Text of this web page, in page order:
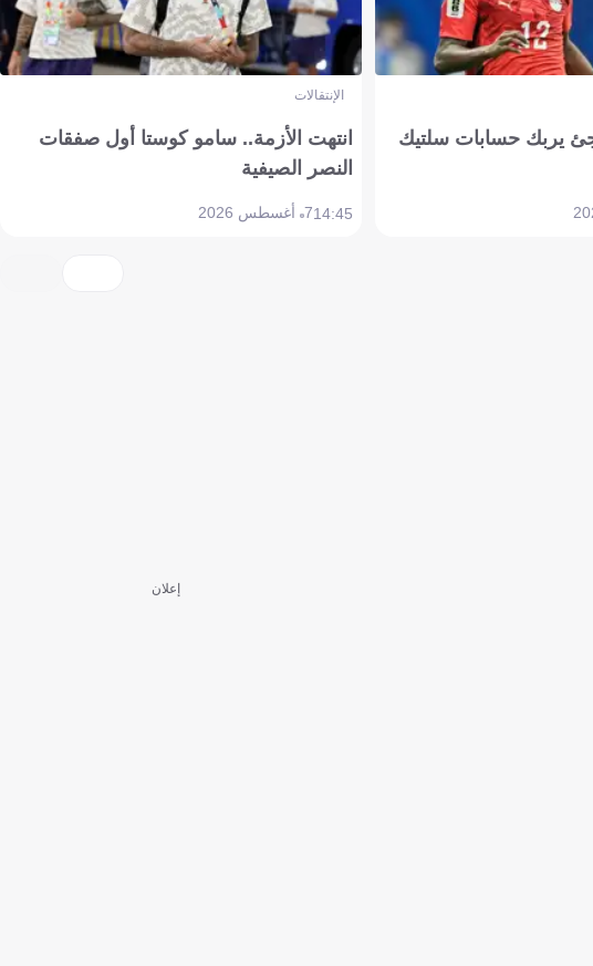
يربك حسابات سلتيك
الإنتقالات
انتهت الأزمة.. سامو كوستا أول صفقات
النصر الصيفية
14:457 أغسطس 2026
إعلان